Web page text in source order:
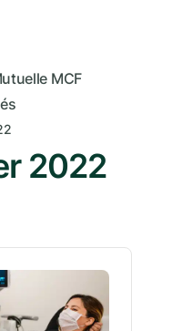
MCF
2022